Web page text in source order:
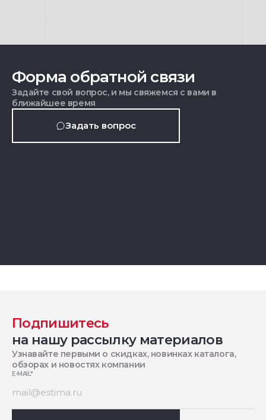
Форма обратной связи
Задайте свой вопрос, и мы свяжемся с вами в
ближайшее время
Задать вопрос
Подпишитесь
на нашу рассылку материалов
Узнавайте первыми о скидках, новинках каталога,
обзорах и новостях компании
E-MAIL*